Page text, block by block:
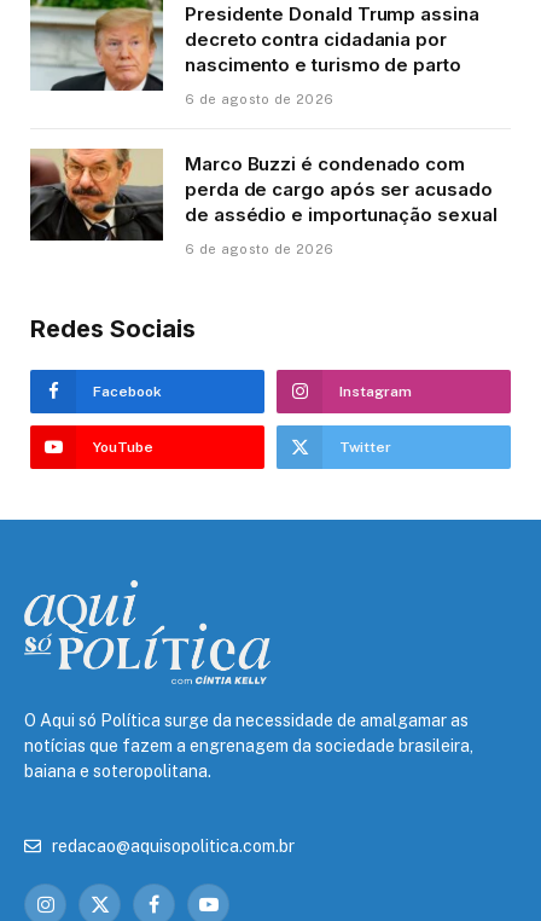
Presidente Donald Trump assina
decreto contra cidadania por
nascimento e turismo de parto
6 de agosto de 2026
Marco Buzzi é condenado com
perda de cargo após ser acusado
de assédio e importunação sexual
6 de agosto de 2026
Redes Sociais
Facebook Instagram
YouTube Twitter
O Aqui só Política surge da necessidade de amalgamar as
notícias que fazem a engrenagem da sociedade brasileira,
baiana e soteropolitana.
redacao@aquisopolitica.com.br
Instagram
X FacebookYouTube